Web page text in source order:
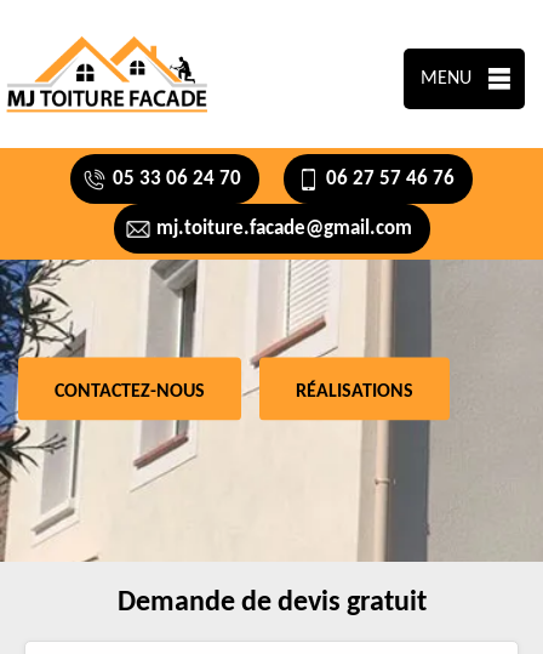
MENU
05 33 06 24 70 06 27 57 46 76
mj.toiture.facade@gmail.com
CONTACTEZ-NOUS RÉALISATIONS
Demande de devis gratuit